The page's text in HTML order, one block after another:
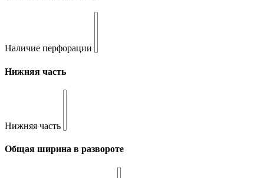
Наличие перфорации
Нижняя часть
Нижняя часть
Общая ширина в развороте